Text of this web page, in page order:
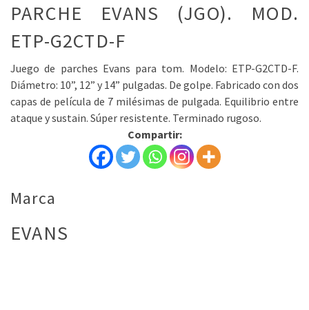
PARCHE EVANS (JGO). MOD.
ETP-G2CTD-F
Juego de parches Evans para tom. Modelo: ETP-G2CTD-F.
Diámetro: 10”, 12” y 14” pulgadas. De golpe. Fabricado con dos
capas de película de 7 milésimas de pulgada. Equilibrio entre
ataque y sustain. Súper resistente. Terminado rugoso.
Compartir:
Marca
EVANS